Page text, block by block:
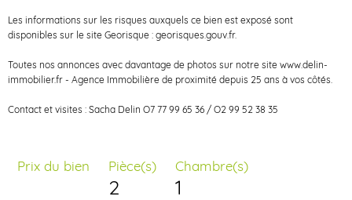
Les informations sur les risques auxquels ce bien est exposé sont
disponibles sur le site Georisque : georisques.gouv.fr.
Toutes nos annonces avec davantage de photos sur notre site www.delin-
immobilier.fr - Agence Immobilière de proximité depuis 25 ans à vos côtés.
Contact et visites : Sacha Delin O7 77 99 65 36 / O2 99 52 38 35
Prix du bien Pièce(s)
2
Chambre(s)
1